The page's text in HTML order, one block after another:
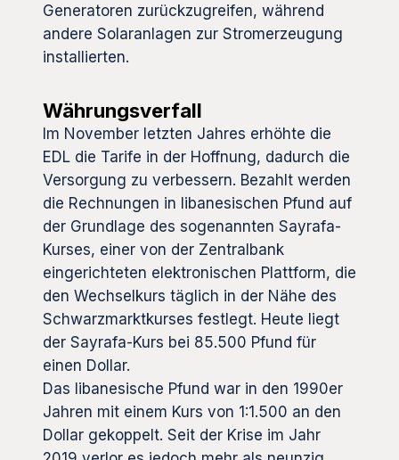
Generatoren zurückzugreifen, während
andere Solaranlagen zur Stromerzeugung
installierten.
Währungsverfall
Im November letzten Jahres erhöhte die
EDL die Tarife in der Hoffnung, dadurch die
Versorgung zu verbessern. Bezahlt werden
die Rechnungen in libanesischen Pfund auf
der Grundlage des sogenannten Sayrafa-
Kurses, einer von der Zentralbank
eingerichteten elektronischen Plattform, die
den Wechselkurs täglich in der Nähe des
Schwarzmarktkurses festlegt. Heute liegt
der Sayrafa-Kurs bei 85.500 Pfund für
einen Dollar.
Das libanesische Pfund war in den 1990er
Jahren mit einem Kurs von 1:1.500 an den
Dollar gekoppelt. Seit der Krise im Jahr